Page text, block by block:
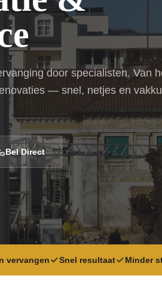
door specialisten. Van
— snel, netjes en
Bel Direct
vervangen Snel resultaat Minder